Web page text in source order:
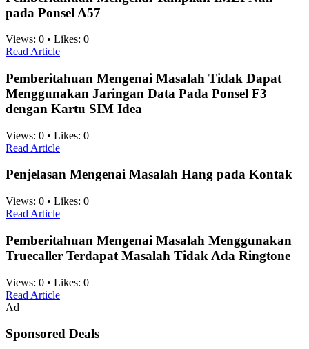
pada Ponsel A57
Views: 0 • Likes: 0
Read Article
Pemberitahuan Mengenai Masalah Tidak Dapat
Menggunakan Jaringan Data Pada Ponsel F3
dengan Kartu SIM Idea
Views: 0 • Likes: 0
Read Article
Penjelasan Mengenai Masalah Hang pada Kontak
Views: 0 • Likes: 0
Read Article
Pemberitahuan Mengenai Masalah Menggunakan
Truecaller Terdapat Masalah Tidak Ada Ringtone
Views: 0 • Likes: 0
Read Article
Ad
Sponsored Deals